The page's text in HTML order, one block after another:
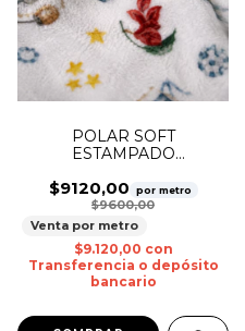
POLAR SOFT
ESTAMPADO
$9120,00 por metro
$9600,00
Venta por metro
$9.120,00 con
Transferencia o depósito
bancario